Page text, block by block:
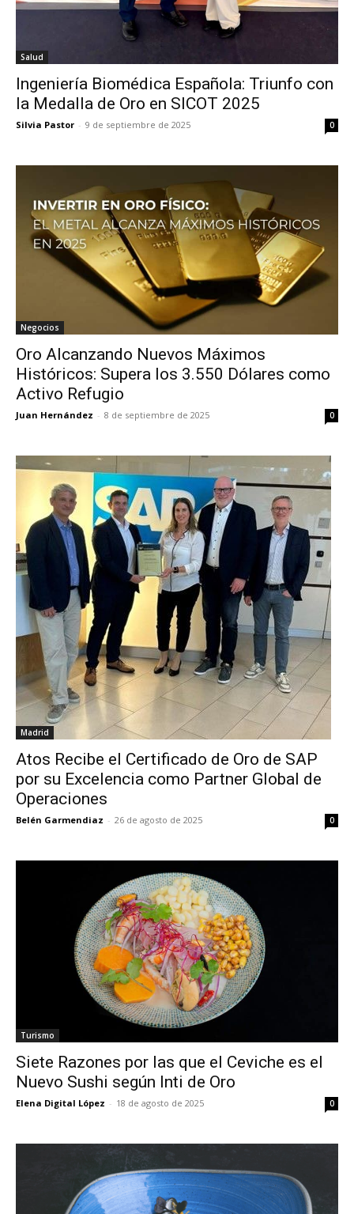
Salud
Ingeniería Biomédica Española: Triunfo con
la Medalla de Oro en SICOT 2025
Silvia Pastor - 9 de septiembre de 2025 0
Negocios
Oro Alcanzando Nuevos Máximos
Históricos: Supera los 3.550 Dólares como
Activo Refugio
Juan Hernández - 8 de septiembre de 2025 0
Madrid
Atos Recibe el Certificado de Oro de SAP
por su Excelencia como Partner Global de
Operaciones
Belén Garmendiaz - 26 de agosto de 2025 0
Turismo
Siete Razones por las que el Ceviche es el
Nuevo Sushi según Inti de Oro
Elena Digital López - 18 de agosto de 2025 0